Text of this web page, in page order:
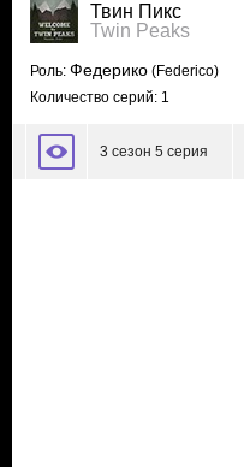
Твин Пикс
Twin Peaks
Роль: Федерико (Federico)
Количество серий: 1
3 сезон 5 серия